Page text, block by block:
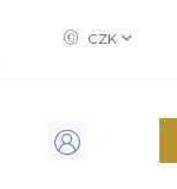
CZK